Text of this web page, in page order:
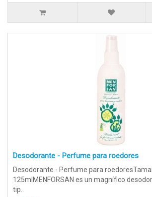
Desodorante - Perfume para roedores
Desodorante - Perfume para
125mlMENFORSAN es un magnífico
tip..